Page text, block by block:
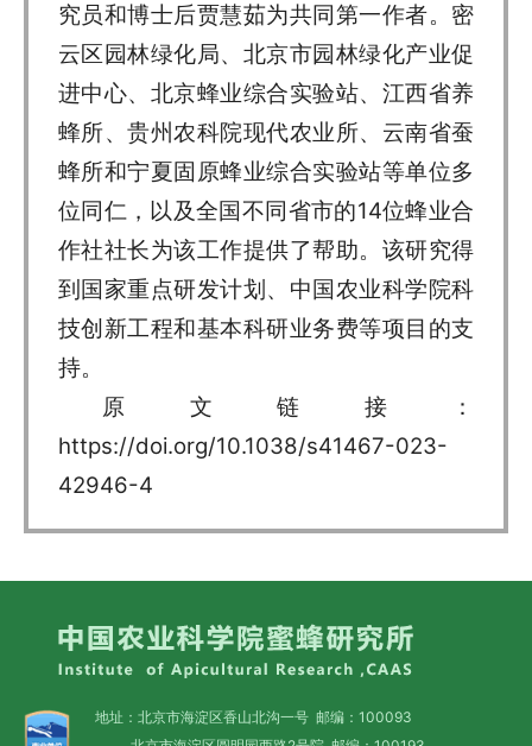
究员和博士后贾慧茹为共同第一作者。密
云区园林绿化局、北京市园林绿化产业促
进中心、北京蜂业综合实验站、江西省养
蜂所、贵州农科院现代农业所、云南省蚕
蜂所和宁夏固原蜂业综合实验站等单位多
位同仁，以及全国不同省市的14位蜂业合
作社社长为该工作提供了帮助。该研究得
到国家重点研发计划、中国农业科学院科
技创新工程和基本科研业务费等项目的支
持。
原文链接：
https://doi.org/10.1038/s41467-023-
42946-4
地址：北京市海淀区香山北沟一号 邮编：100093